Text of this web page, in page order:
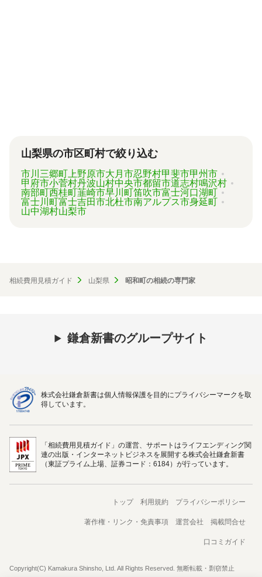
ずは見積を取り寄せてみましょう。
山梨県の市区町村で絞り込む
市川三郷町上野原市大月市忍野村甲斐市甲州市
甲府市小菅村丹波山村中央市都留市道志村鳴沢村
南部町西桂町韮崎市早川町笛吹市富士河口湖町
富士川町富士吉田市北杜市南アルプス市身延町
山中湖村山梨市
相続費用見積ガイド 山梨県 昭和町の相続の専門家
鎌倉新書のグループサイト
株式会社鎌倉新書は個人情報保護を目的にプライバシーマークを取
得しています。
「相続費用見積ガイド」の運営、サポートはライフエンディング関
連の出版・インターネットビジネスを展開する株式会社鎌倉新書
（東証プライム上場、証券コード：6184）が行っています。
トップ 利用規約 プライバシーポリシー
著作権・リンク・免責事項 運営会社 掲載問合せ
口コミガイド
Copyright(C) Kamakura Shinsho, Ltd. All Rights Reserved. 無断転載・剽窃禁止